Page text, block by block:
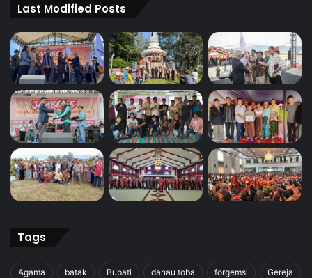
Last Modified Posts
Tags
Agama batak Bupati danau toba forgemsi Gereja